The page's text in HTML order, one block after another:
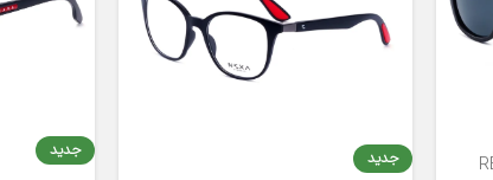
جدید جدید